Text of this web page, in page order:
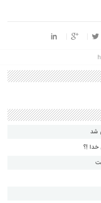
شد
خدا !؟